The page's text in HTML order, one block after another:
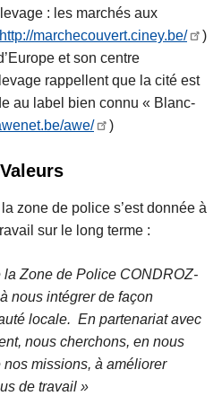
: les marchés aux
http://marchecouvert.ciney.be/
)
et son centre
rappellent que la cité est
au label bien connu « Blanc-
awe/ )
la zone de police s’est donnée à
sur le long terme :
la Zone de Police CONDROZ-
nous intégrer de façon
locale. En partenariat avec
nous cherchons, en nous
missions, à améliorer
de travail »